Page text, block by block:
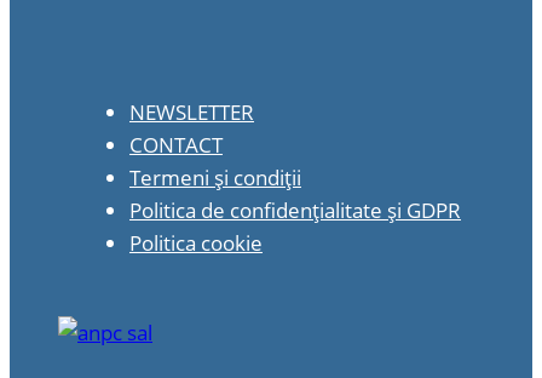
NEWSLETTER
CONTACT
Termeni și condiții
Politica de confidențialitate și GDPR
Politica cookie